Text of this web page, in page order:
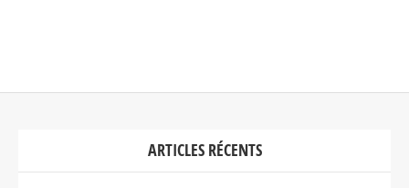
ARTICLES RÉCENTS